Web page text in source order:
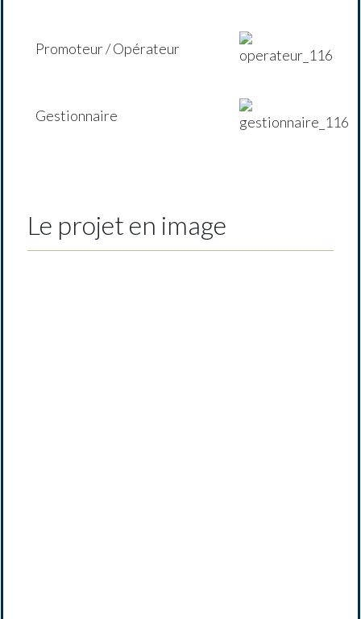
Promoteur / Opérateur
Gestionnaire
Le projet en image